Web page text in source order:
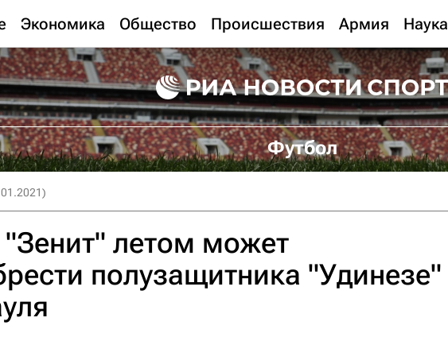
Экономика Общество Происшествия Армия Наука
Футбол
летом может
полузащитника "Удинезе"